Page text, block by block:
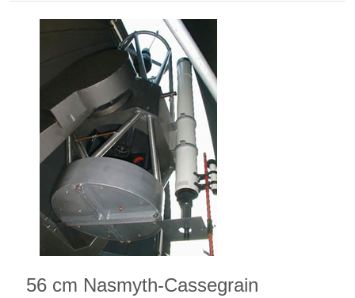
56 cm Nasmyth-Cassegrain